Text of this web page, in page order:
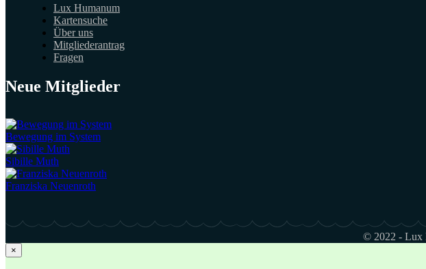
Lux Humanum
Kartensuche
Über uns
Mitgliederantrag
Fragen
Neue Mitglieder
Bewegung im System
Sibille Muth
Franziska Neuenroth
© 2022 - Lux
×